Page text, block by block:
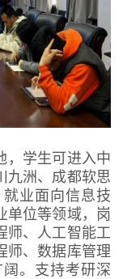
，学生可进入中
九洲、成都软思
业面向信息技
单位等领域，岗
师、人工智能工
师、数据库管理
。支持考研深